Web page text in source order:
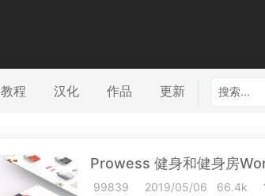
教程 汉化 作品 更新
Prowess 健身和健身房
99839 2019/05/06 66.4k